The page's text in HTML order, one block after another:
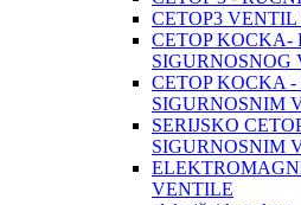
CETOP3
CETOP KOCKA-
SIGURNOSNOG
CETOP KOCKA -
SIGURNOSNIM
SERIJSKO
SIGURNOSNIM
VENTILE